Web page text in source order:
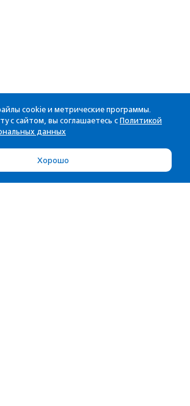
cookie и метрические программы.
с сайтом, вы соглашаетесь с Политикой
данных
Хорошо